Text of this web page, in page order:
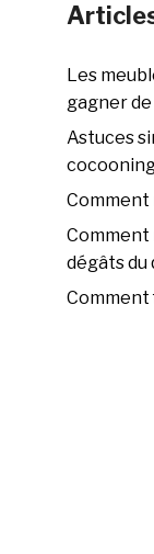
Les
gagner
Astuces
dégâts du
Comment